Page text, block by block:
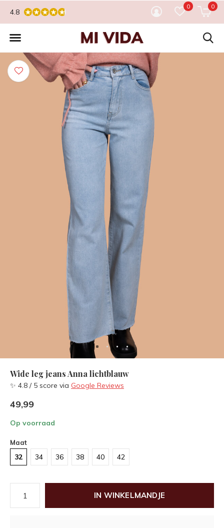
0 0
4.8
Wide leg jeans Anna lichtblauw
✨ 4.8 / 5 score via Google Reviews
49,99
Op voorraad
Maat
32 34 36 38 40 42
IN WINKELMANDJE